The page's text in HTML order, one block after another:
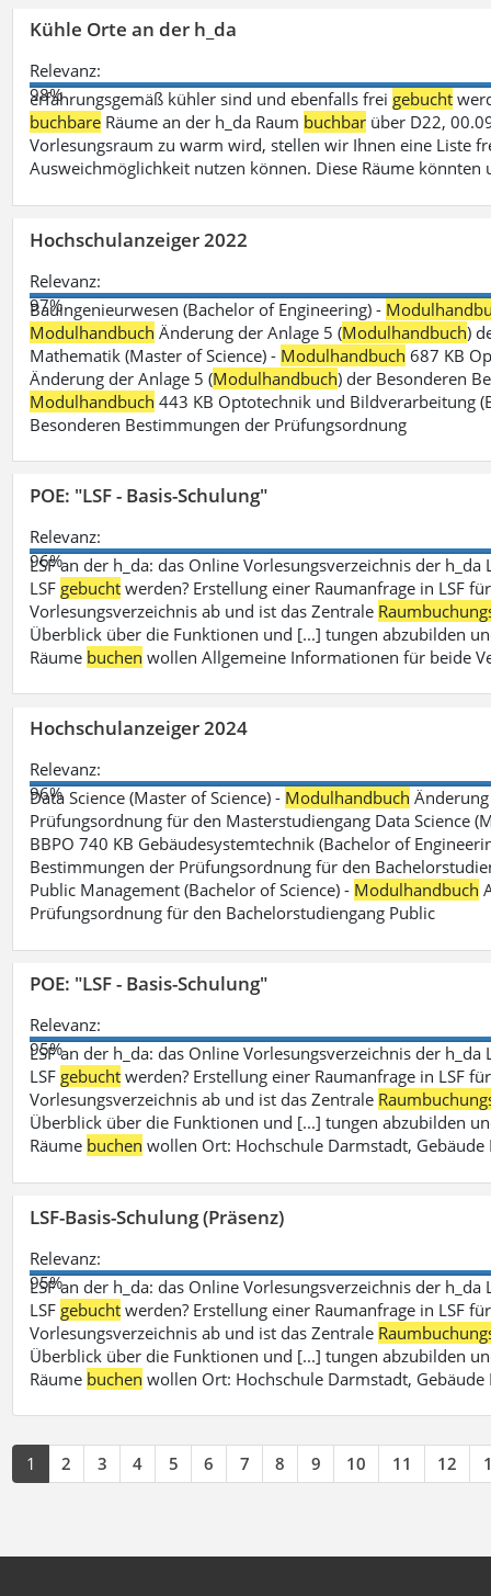
Kühle Orte an der h_da
Relevanz:
98%
erfahrungsgemäß kühler sind und ebenfalls frei gebucht
buchbare Räume an der h_da Raum buchbar über D22,
Vorlesungsraum zu warm wird, stellen wir Ihnen eine Liste
Ausweichmöglichkeit nutzen können. Diese Räume könnten
Hochschulanzeiger 2022
Relevanz:
97%
Bauingenieurwesen (Bachelor of Engineering) -
Modulhandbuch Änderung der Anlage 5 (Modulhandbuch)
Mathematik (Master of Science) - Modulhandbuch 687 KB
Änderung der Anlage 5 (Modulhandbuch) der Besonderen
Modulhandbuch 443 KB Optotechnik und Bildverarbeitung
Besonderen Bestimmungen der Prüfungsordnung
POE: "LSF - Basis-Schulung"
Relevanz:
96%
LSF an der h_da: das Online Vorlesungsverzeichnis der h_da
LSF gebucht werden? Erstellung einer Raumanfrage in LSF
Vorlesungsverzeichnis ab und ist das Zentrale
Überblick über die Funktionen und [...] tungen abzubilden
Räume buchen wollen Allgemeine Informationen für beide
Hochschulanzeiger 2024
Relevanz:
96%
Data Science (Master of Science) - Modulhandbuch
Prüfungsordnung für den Masterstudiengang Data Science
BBPO 740 KB Gebäudesystemtechnik (Bachelor of
Bestimmungen der Prüfungsordnung für den
Public Management (Bachelor of Science) - Modulhandbuch
Prüfungsordnung für den Bachelorstudiengang Public
POE: "LSF - Basis-Schulung"
Relevanz:
95%
LSF an der h_da: das Online Vorlesungsverzeichnis der h_da
LSF gebucht werden? Erstellung einer Raumanfrage in LSF
Vorlesungsverzeichnis ab und ist das Zentrale
Überblick über die Funktionen und [...] tungen abzubilden
Räume buchen wollen Ort: Hochschule Darmstadt,
LSF-Basis-Schulung (Präsenz)
Relevanz:
95%
LSF an der h_da: das Online Vorlesungsverzeichnis der h_da
LSF gebucht werden? Erstellung einer Raumanfrage in LSF
Vorlesungsverzeichnis ab und ist das Zentrale
Überblick über die Funktionen und [...] tungen abzubilden
Räume buchen wollen Ort: Hochschule Darmstadt,
1 2 3 4 5 6 7 8 9 10 11 12